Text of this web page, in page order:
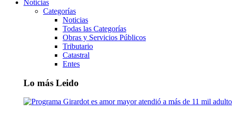
Noticias
Categorías
Noticias
Todas las Categorías
Obras y Servicios Públicos
Tributario
Catastral
Entes
Lo más Leido